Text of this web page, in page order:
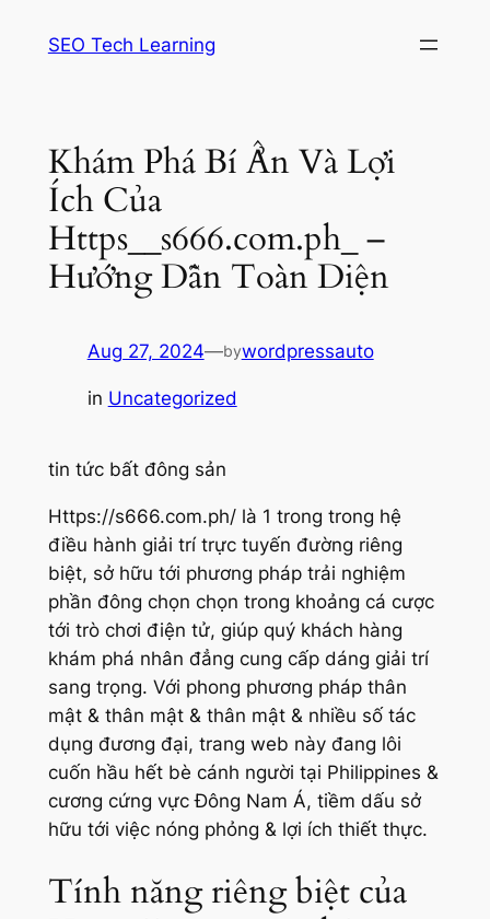
SEO Tech Learning
Khám Phá Bí Ẩn Và Lợi
Ích Của
Https__s666.com.ph_ –
Hướng Dẫn Toàn Diện
Aug 27, 2024—bywordpressauto
in Uncategorized
tin tức bất đông sản
Https://s666.com.ph/ là 1 trong trong hệ
điều hành giải trí trực tuyến đường riêng
biệt, sở hữu tới phương pháp trải nghiệm
phần đông chọn chọn trong khoảng cá cược
tới trò chơi điện tử, giúp quý khách hàng
khám phá nhân đẳng cung cấp dáng giải trí
sang trọng. Với phong phương pháp thân
mật & thân mật & thân mật & nhiều số tác
dụng đương đại, trang web này đang lôi
cuốn hầu hết bè cánh người tại Philippines &
cương cứng vực Đông Nam Á, tiềm dấu sở
hữu tới việc nóng phỏng & lợi ích thiết thực.
Tính năng riêng biệt của